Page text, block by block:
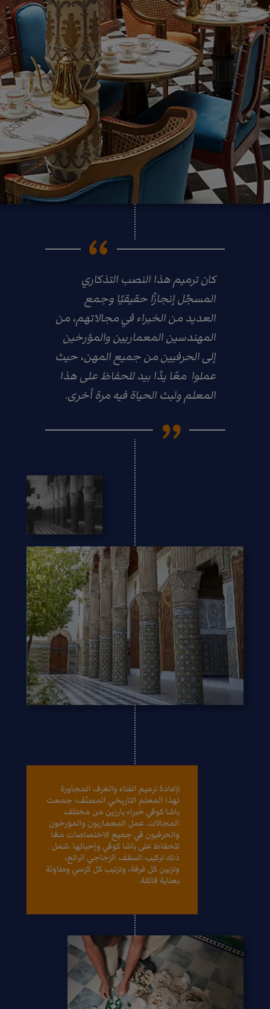
كان ترميم هذا النصب التذكاري
المسجّل إنجازًا حقيقيًا وجمع
العديد من الخبراء في مجالاتهم، من
المهندسين المعماريين والمؤرخين
إلى الحرفيين من جميع المهن، حيث
عملوا معًا يدًا بيد للحفاظ على هذا
المعلم ولبث الحياة فيه مرة أخرى.
لإعادة ترميم الفناء والغرف المجاورة
لهذا المعلم التاريخي المصنّف، جمعت
باشا كوفي خبراء بارزين من مختلف
المجالات. عمل المعماريون والمؤرخون
والحرفيون في جميع الاختصاصات معًا
للحفاظ على باشا كوفي وإحيائها. شمل
ذلك تركيب السقف الزجاجي الرائع،
وتزيين كل غرفة، وترتيب كل كرسي وطاولة
بعناية فائقة.